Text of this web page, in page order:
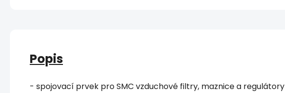
Popis
- spojovací prvek pro SMC vzduchové filtry, maznice a regulátory